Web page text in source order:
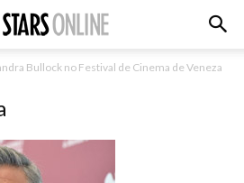
Bullock no Festival de Cinema de Veneza